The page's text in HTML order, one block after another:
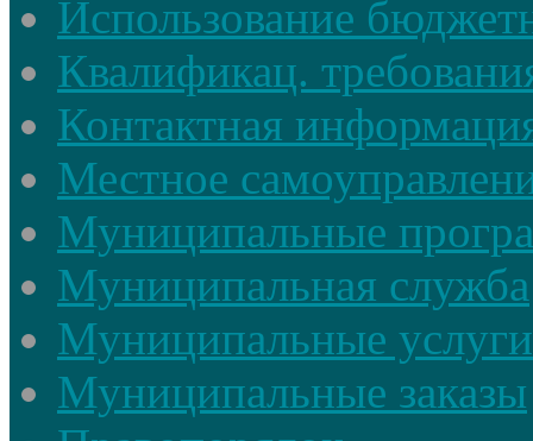
Использование
Квалификац.
Контактная
Местное
Муниципальные
Муниципальная служба
Муниципальные услуги
Муниципальные заказы